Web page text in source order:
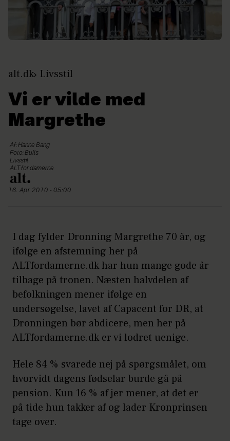
alt.dk Livsstil
Vi er vilde med
Margrethe
Af: Hanne Bang
Foto: Bulls
Livsstil
ALT for damerne
16. Apr 2010 - 05:00
I dag fylder Dronning Margrethe 70 år, og
ifølge en afstemning her på
ALTfordamerne.dk har hun mange gode år
tilbage på tronen. Næsten halvdelen af
befolkningen mener ifølge en
undersøgelse, lavet af Capacent for DR, at
Dronningen bør abdicere, men her på
ALTfordamerne.dk er vi lodret uenige.
Hele 84 % svarede nej på spørgsmålet, om
hvorvidt dagens fødselar burde gå på
pension. Kun 16 % af jer mener, at det er
på tide hun takker af og lader Kronprinsen
tage over.